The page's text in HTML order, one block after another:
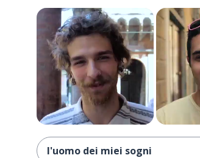
l'uomo dei miei sogni